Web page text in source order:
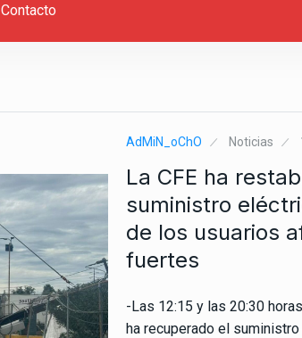
Contacto
AdMiN_oChO Noticias
La CFE ha
suministro
de los usuarios
fuertes
-Las 12:15 y las 20:30
ha recuperado el